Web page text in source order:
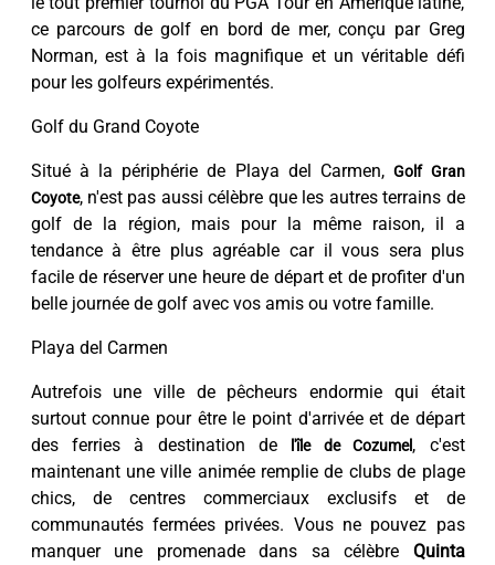
ce parcours de golf en bord de mer, conçu par Greg
Norman, est à la fois magnifique et un véritable défi
pour les golfeurs expérimentés.
Golf du Grand Coyote
Situé à la périphérie de Playa del Carmen,Golf Gran
Coyote, n'est pas aussi célèbre que les autres terrains de
golf de la région, mais pour la même raison, il a
tendance à être plus agréable car il vous sera plus
facile de réserver une heure de départ et de profiter d'un
belle journée de golf avec vos amis ou votre famille.
Playa del Carmen
Autrefois une ville de pêcheurs endormie qui était
surtout connue pour être le point d'arrivée et de départ
des ferries à destination de
l'île de Cozumel, c'est
maintenant une ville animée remplie de clubs de plage
chics, de centres commerciaux exclusifs et de
communautés fermées privées. Vous ne pouvez pas
manquer une promenade dans sa célèbre Quinta